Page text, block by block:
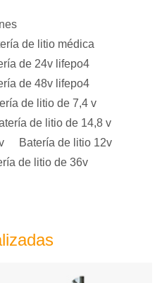
de litio médica
de 24v lifepo4
de 48v lifepo4
de litio de 7,4 v
de litio de 14,8 v
Batería de litio 12v
de litio de 36v